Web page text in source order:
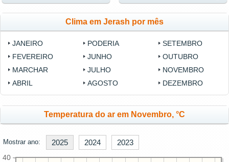
Clima em Jerash por mês
JANEIRO
FEVEREIRO
MARCHAR
ABRIL
PODERIA
JUNHO
JULHO
AGOSTO
SETEMBRO
OUTUBRO
NOVEMBRO
DEZEMBRO
Temperatura do ar em Novembro, °C
Mostrar ano: 2025 2024 2023
40